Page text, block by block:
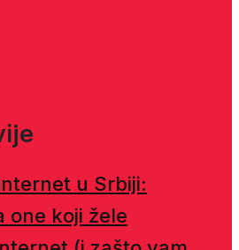
u Srbiji:
one koji žele